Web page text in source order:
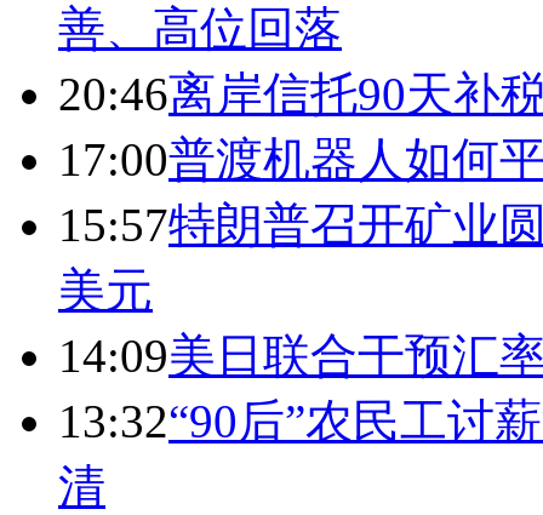
善、高位回落
20:46离岸信托90天补
17:00普渡机器人如何
15:57特朗普召开矿业
美元
14:09美日联合干预汇
13:32“90后”农民工讨
清